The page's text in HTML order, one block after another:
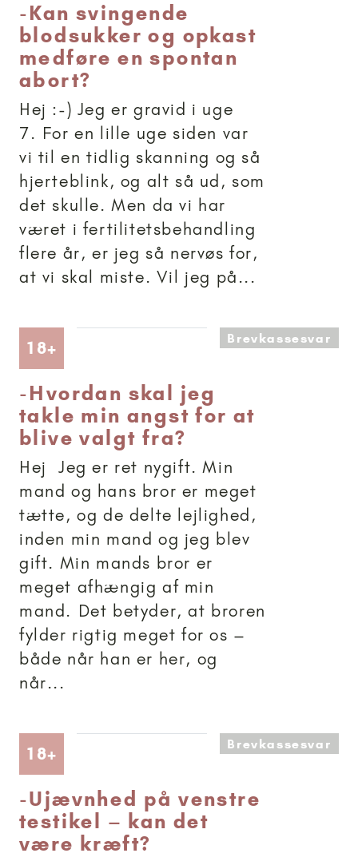
-Kan svingende
blodsukker og opkast
medføre en spontan
abort?
Hej :-) Jeg er gravid i uge
7. For en lille uge siden var
vi til en tidlig skanning og så
hjerteblink, og alt så ud, som
det skulle. Men da vi har
været i fertilitetsbehandling
flere år, er jeg så nervøs for,
at vi skal miste. Vil jeg på...
18+ Artikler anbefalet til 18+Brevkassesvar
-Hvordan skal jeg
takle min angst for at
blive valgt fra?
Hej Jeg er ret nygift. Min
mand og hans bror er meget
tætte, og de delte lejlighed,
inden min mand og jeg blev
gift. Min mands bror er
meget afhængig af min
mand. Det betyder, at broren
fylder rigtig meget for os –
både når han er her, og
når...
18+ Artikler anbefalet til 18+Brevkassesvar
-Ujævnhed på venstre
testikel – kan det
være kræft?